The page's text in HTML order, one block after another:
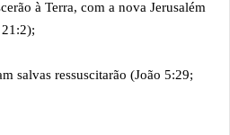
à Terra, com a nova Jerusalém
salvas ressuscitarão (João 5:29;